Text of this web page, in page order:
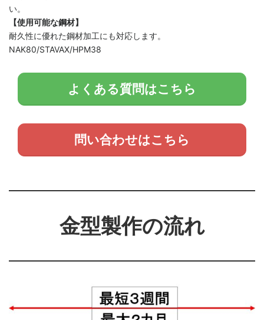
い。
【使用可能な鋼材】
耐久性に優れた鋼材加工にも対応します。
NAK80/STAVAX/HPM38
よくある質問はこちら
問い合わせはこちら
金型製作の流れ